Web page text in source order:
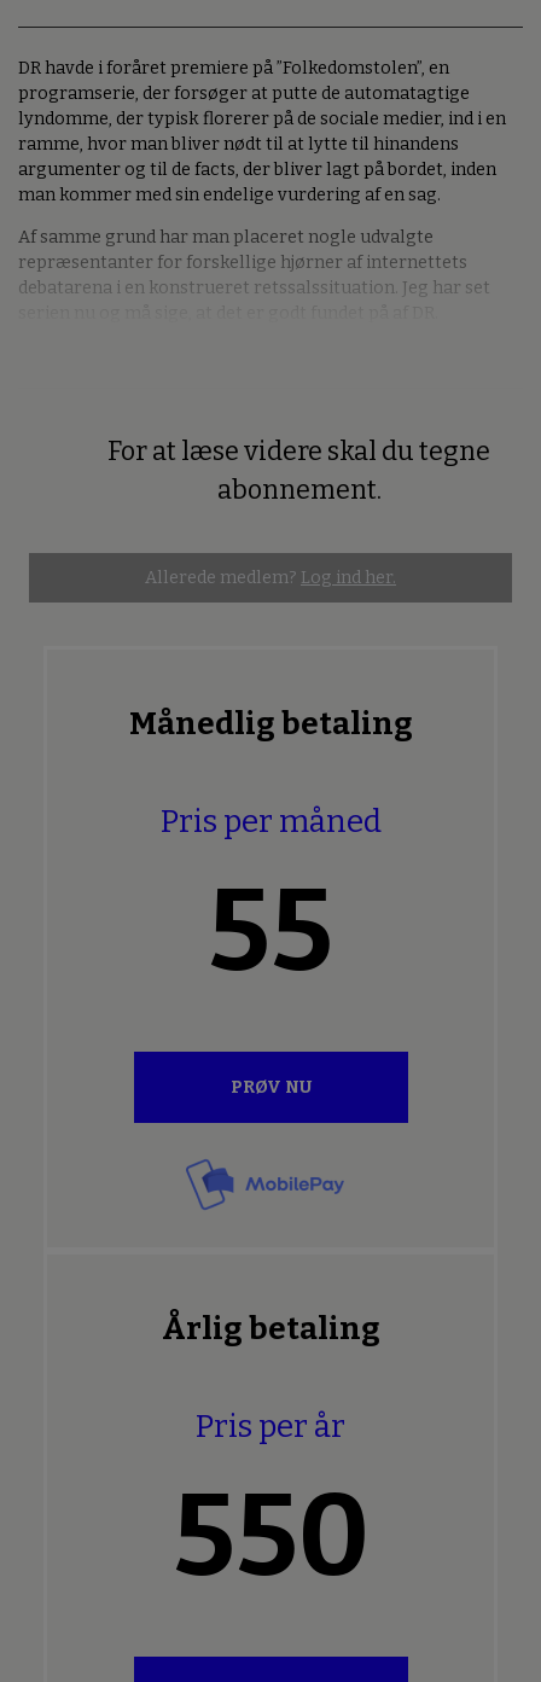
DR havde i foråret premiere på ”Folkedomstolen”, en
programserie, der forsøger at putte de automatagtige
lyndomme, der typisk florerer på de sociale medier, ind i en
ramme, hvor man bliver nødt til at lytte til hinandens
argumenter og til de facts, der bliver lagt på bordet, inden
man kommer med sin endelige vurdering af en sag.
Af samme grund har man placeret nogle udvalgte
repræsentanter for forskellige hjørner af internettets
debatarena i en konstrueret retssalssituation. Jeg har set
For at læse videre skal du tegne
abonnement.
Allerede medlem? Log ind her.
Månedlig betaling
Pris per måned
55
PRØV NU
Årlig betaling
Pris per år
550